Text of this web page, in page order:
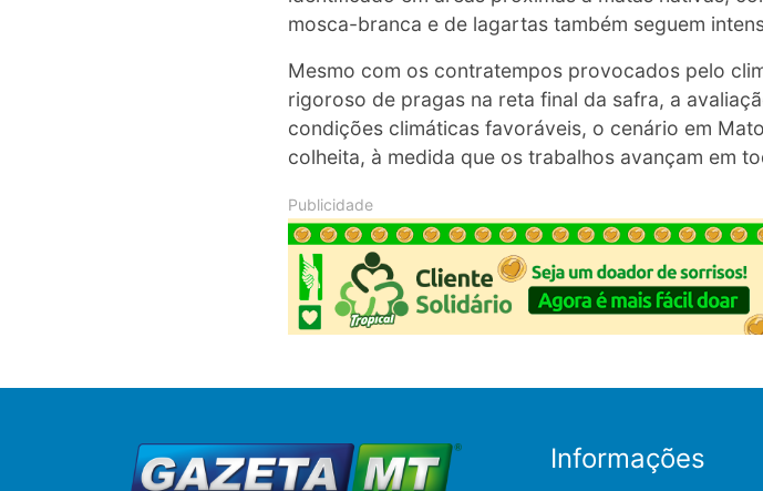
mosca-branca e de lagartas também seguem
Mesmo com os contratempos provocados pelo
rigoroso de pragas na reta final da safra, a
condições climáticas favoráveis, o cenário em
colheita, à medida que os trabalhos avançam em
Informações